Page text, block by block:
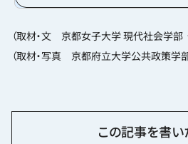
（取材・文 京都女子大学 現代社会学部
（取材・写真 京都府立大学公共政策学
この記事を書